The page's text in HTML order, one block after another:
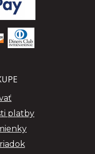
platby